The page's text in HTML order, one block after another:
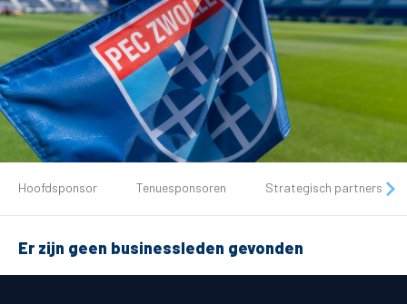
De club
Matchdays
Hoofdsponsor Tenuesponsoren Strategisch partners
Er zijn geen businessleden gevonden